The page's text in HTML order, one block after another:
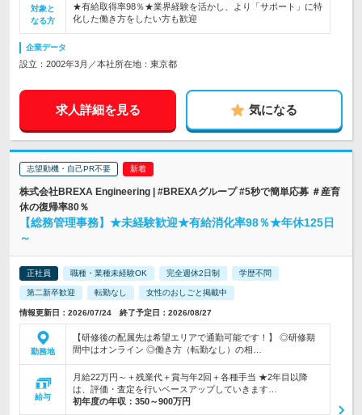
対象と
なる方
★有給取得率98％★業界経験を活かし、より「サポート」に特
化した働き方をしたい方も歓迎
企業データ
設立：2002年3月／本社所在地：東京都
求人詳細を見る 気になる
志望動機・自己PR不要
株式会社BREXA Engineering | #BREXAグループ #5秒で簡単応募 ＃産育
休の復帰率80％
【総務管理事務】★未経験歓迎★有給消化率98％★年休125日
～
正社員 職種・業種未経験OK 完全週休2日制 学歴不問
第二新卒歓迎 転勤なし 女性のおしごと掲載中
情報更新日：2026/07/24 終了予定日：2026/08/27
勤務地
【研修後の配属先は希望エリアで通勤可能です！】 ◎研修期
間中はオンライン ◎働き方（転勤なし）の相…
給与
月給22万円～＋残業代＋賞与年2回＋各種手当 ★2年目以降
は、評価・査定を行いベースアップしていきます…
初年度の年収： 350～900万円